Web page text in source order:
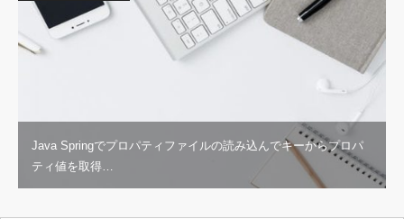
Java Springでプロパティファイルの読み込んでキーからプロパ
ティ値を取得…